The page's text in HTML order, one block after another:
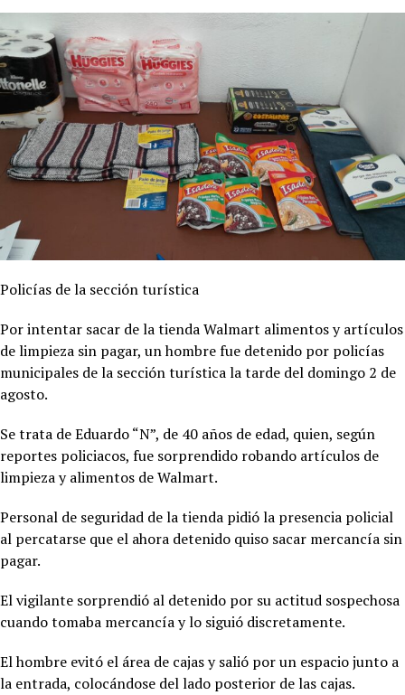
Policías de la sección turística
Por intentar sacar de la tienda Walmart alimentos y artículos
de limpieza sin pagar, un hombre fue detenido por policías
municipales de la sección turística la tarde del domingo 2 de
agosto.
Se trata de Eduardo “N”, de 40 años de edad, quien, según
reportes policiacos, fue sorprendido robando artículos de
limpieza y alimentos de Walmart.
Personal de seguridad de la tienda pidió la presencia policial
al percatarse que el ahora detenido quiso sacar mercancía sin
pagar.
El vigilante sorprendió al detenido por su actitud sospechosa
cuando tomaba mercancía y lo siguió discretamente.
El hombre evitó el área de cajas y salió por un espacio junto a
la entrada, colocándose del lado posterior de las cajas.